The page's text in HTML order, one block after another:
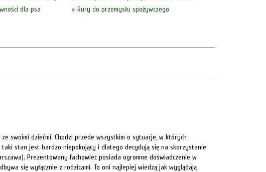
Rury do przemysłu spożywczego
dla psa
swoimi dziećmi. Chodzi przede wszystkim o sytuacje, w których
stan jest bardzo niepokojący i dlatego decydują się na skorzystanie
Prezentowany fachowiec posiada ogromne doświadczenie w
się wyłącznie z rodzicami. To oni najlepiej wiedzą jak wyglądają